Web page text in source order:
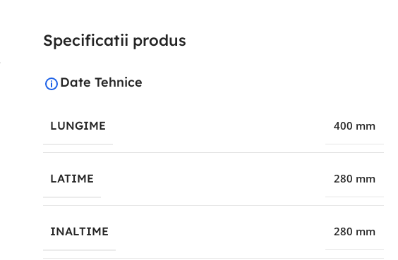
Specificatii produs
Date Tehnice
LUNGIME 400 mm
LATIME 280 mm
INALTIME 280 mm